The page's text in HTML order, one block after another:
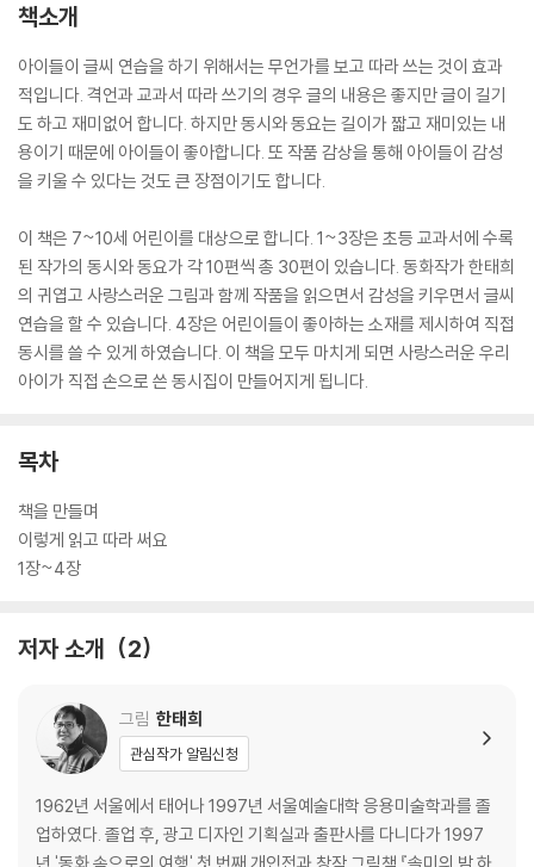
책소개
아이들이 글씨 연습을 하기 위해서는 무언가를 보고 따라 쓰는 것이 효과
적입니다. 격언과 교과서 따라 쓰기의 경우 글의 내용은 좋지만 글이 길기
도 하고 재미없어 합니다. 하지만 동시와 동요는 길이가 짧고 재미있는 내
용이기 때문에 아이들이 좋아합니다. 또 작품 감상을 통해 아이들이 감성
을 키울 수 있다는 것도 큰 장점이기도 합니다.
이 책은 7~10세 어린이를 대상으로 합니다. 1~3장은 초등 교과서에 수록
된 작가의 동시와 동요가 각 10편씩 총 30편이 있습니다. 동화작가 한태희
의 귀엽고 사랑스러운 그림과 함께 작품을 읽으면서 감성을 키우면서 글씨
연습을 할 수 있습니다. 4장은 어린이들이 좋아하는 소재를 제시하여 직접
동시를 쓸 수 있게 하였습니다. 이 책을 모두 마치게 되면 사랑스러운 우리
아이가 직접 손으로 쓴 동시집이 만들어지게 됩니다.
목차
책을 만들며
이렇게 읽고 따라 써요
1장~4장
저자 소개 2
그림 한태희
관심작가 알림신청
1962년 서울에서 태어나 1997년 서울예술대학 응용미술학과를 졸
업하였다. 졸업 후, 광고 디자인 기획실과 출판사를 다니다가 1997